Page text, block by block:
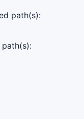
path(s):